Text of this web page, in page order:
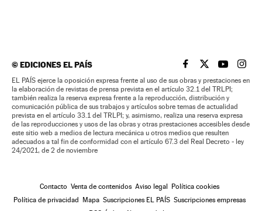
©EDICIONES EL PAÍS EL PAÍS BRASIL EN
EL PAÍSEL PAÍS
EL
EL PAÍS ejerce la oposición expresa frente al uso de sus obras y prestaciones en
la elaboración de revistas de prensa prevista en el artículo 32.1 del TRLPI;
también realiza la reserva expresa frente a la reproducción, distribución y
comunicación pública de sus trabajos y artículos sobre temas de actualidad
prevista en el artículo 33.1 del TRLPI; y, asimismo, realiza una reserva expresa
de las reproducciones y usos de las obras y otras prestaciones accesibles desde
este sitio web a medios de lectura mecánica u otros medios que resulten
adecuados a tal fin de conformidad con el artículo 67.3 del Real Decreto - ley
24/2021, de 2 de noviembre
Contacto Venta de contenidos Aviso legal Política cookies
Política de privacidad Mapa Suscripciones EL PAÍS Suscripciones empresas